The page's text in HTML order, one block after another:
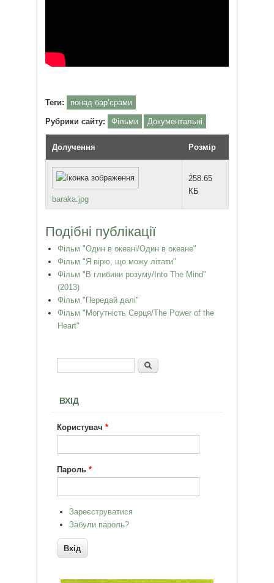
Теги: понад бар’єрами
Рубрики сайту: Фільми Документальні
Долучення Розмір
baraka.jpg
258.65
КБ
Подібні публікації
Фільм "Один в океані/Один в океане"
Фільм "Я вірю, що можу літати"
Фільм "В глибини розуму/Into The Mind"
(2013)
Фільм "Передай далі"
Фільм "Могутність Серця/The Power of the
Heart"
Пошукова форма
Пошук
ВХІД
Користувач*
Пароль*
Зареєструватися
Забули пароль?